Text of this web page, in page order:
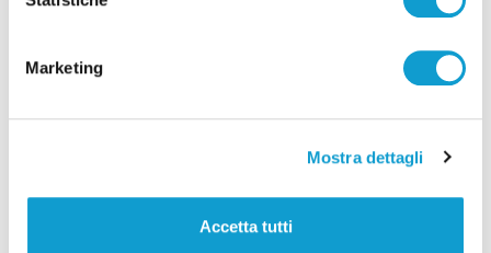
Marketing
Mostra dettagli
Accetta tutti
di Sergio Cinquino